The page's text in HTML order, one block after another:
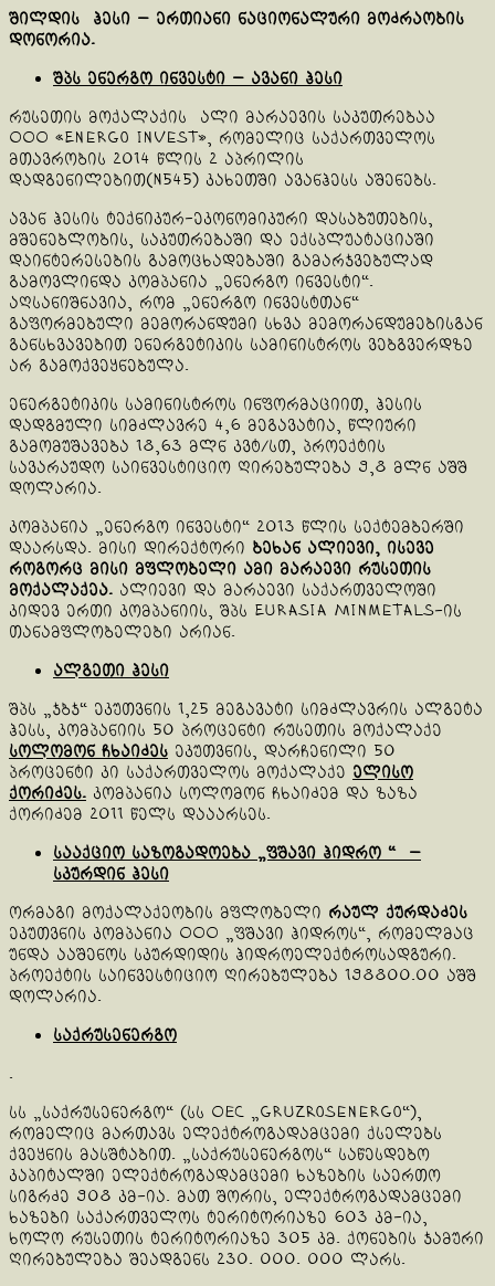
შილდის ჰესი — ერთიანი ნაციონალური მოძრაობის
დონორია.
შპს ენერგო ინვესტი — ავანი ჰესი
რუსეთის მოქალაქის ალი მარაევის საკუთრებაა
OOO «Energo Invest», რომელიც საქართველოს
მთავრობის 2014 წლის 2 აპრილის
დადგენილებით(N545) კახეთში ავანჰესს აშენებს.
ავან ჰესის ტექნიკურ-ეკონომიკური დასაბუთების,
მშენებლობის, საკუთრებაში და ექსპლუატაციაში
დაინტერესების გამოცხადებაში გამარჯვებულად
გამოვლინდა კომპანია „ენერგო ინვესტი“.
აღსანიშნავია, რომ „ენერგო ინვესტთან“
გაფორმებული მემორანდუმი სხვა მემორანდუმებისგან
განსხვავებით ენერგეტიკის სამინისტროს ვებგვერდზე
არ გამოქვეყნებულა.
ენერგეტიკის სამინისტროს ინფორმაციით, ჰესის
დადგმული სიმძლავრე 4,6 მეგავატია, წლიური
გამომუშავება 18,63 მლნ კვტ/სთ, პროექტის
სავარაუდო საინვესტიციო ღირებულება 9,8 მლნ აშშ
დოლარია.
კომპანია „ენერგო ინვესტი“ 2013 წლის სექტემბერში
დაარსდა. მისი დირექტორი ბეხან ალიევი, ისევე
როგორც მისი მფლობელი ამი მარაევი რუსეთის
მოქალაქეა. ალიევი და მარაევი საქართველოში
კიდევ ერთი კომპანიის, შპს Eurasia Minmetals-ის
თანამფლობელები არიან.
ალგეთი ჰესი
შპს „ჯბჯ“ ეკუთვნის 1,25 მეგავატი სიმძლავრის ალგეტა
ჰესს, კომპანიის 50 პროცენტი რუსეთის მოქალაქე
სოლომონ ჩხაიძეს ეკუთვნის, დარჩენილი 50
პროცენტი კი საქართველოს მოქალაქე ელისო
ქორიძეს. კომპანია სოლომონ ჩხაიძემ და ზაზა
ქორიძემ 2011 წელს დააარსეს.
სააქციო საზოგადოება „ფშავი ჰიდრო “ —
სკურდინ ჰესი
ორმაგი მოქალაქეობის მფლობელი რაულ ქურდაძეს
ეკუთვნის კომპანია ООО „ფშავი ჰიდროს“, რომელმაც
უნდა ააშენოს სკურდიდის ჰიდროელექტროსადგური.
პროექტის საინვესტიციო ღირებულება 198800.00 აშშ
დოლარია.
საქრუსენერგო
.
სს „საქრუსენერგო“ (სს ОЕС „GruzRosenergo“),
რომელიც მართავს ელექტროგადამცემი ქსელებს
ქვეყნის მასშტაბით. „საქრუსენერგოს“ საწესდებო
კაპიტალში ელექტროგადამცემი ხაზების საერთო
სიგრძე 908 კმ-ია. მათ შორის, ელექტროგადამცემი
ხაზები საქართველოს ტერიტორიაზე 603 კმ-ია,
ხოლო რუსეთის ტერიტორიაზე 305 კმ. ქონების ჯამური
ღირებულება შეადგენს 230. 000. 000 ლარს.